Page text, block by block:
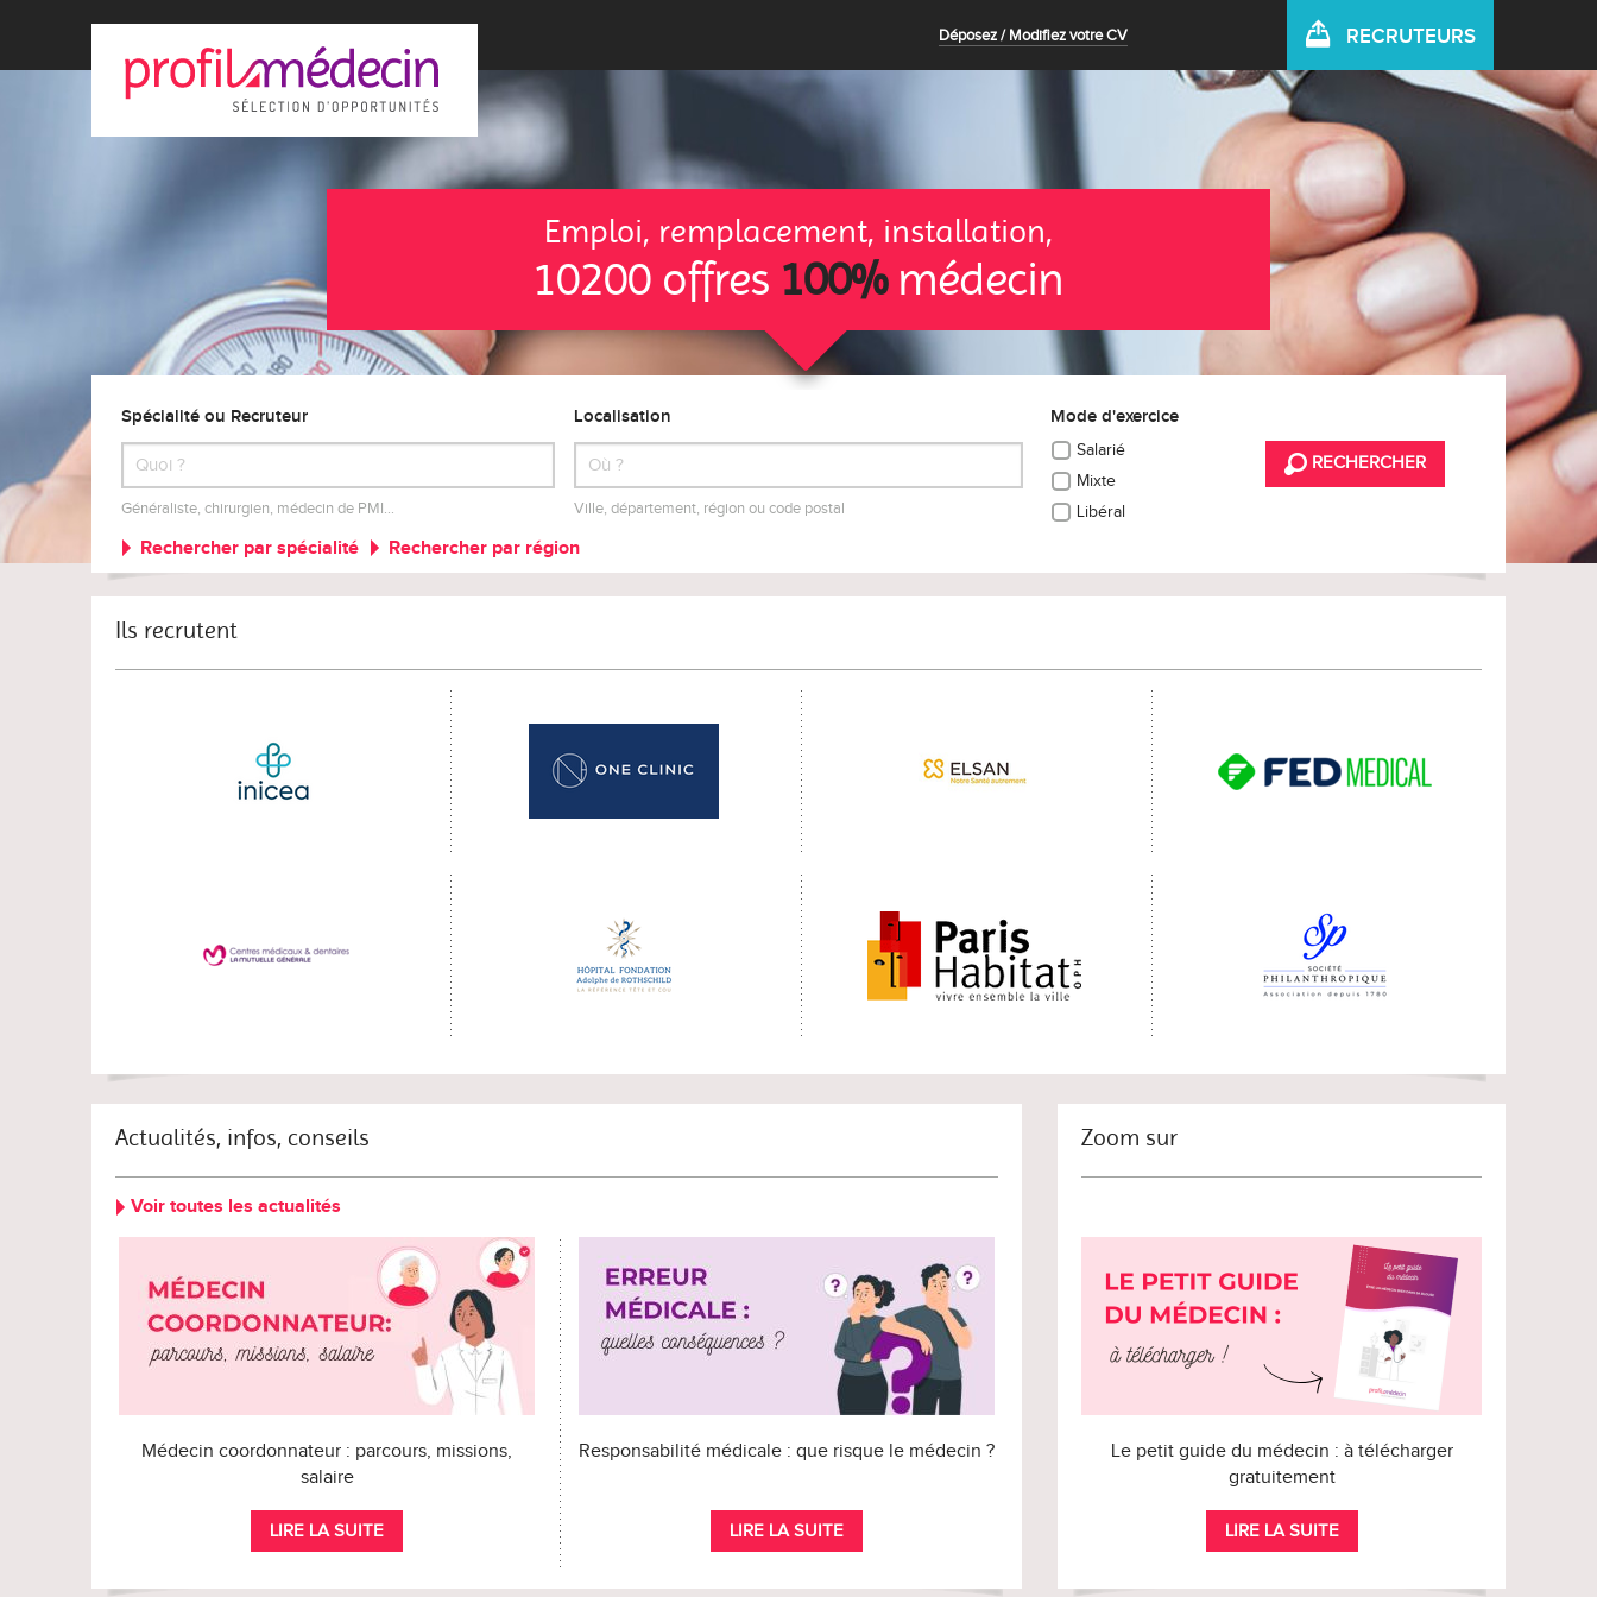
Déposez / Modifiez votre CV RECRUTEURS
Emploi, remplacement, installation,
10200 offres 100%médecin
Spécialité ou Recruteur
Généraliste, chirurgien, médecin de PMI…
Localisation
Ville, département, région ou code postal
Mode d'exercice
Salarié
Mixte
Libéral
RECHERCHER
Rechercher par spécialité Rechercher par région
Ils recrutent
Actualités, infos, conseils
Voir toutes les actualités
Médecin coordonnateur : parcours, missions,
salaire
LIRE LA SUITE
Responsabilité médicale : que risque le médecin ?
LIRE LA SUITE
Zoom sur
Le petit guide du médecin : à télécharger
gratuitement
LIRE LA SUITE